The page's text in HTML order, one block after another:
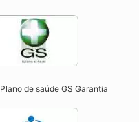
Plano de saúde GS Garantia